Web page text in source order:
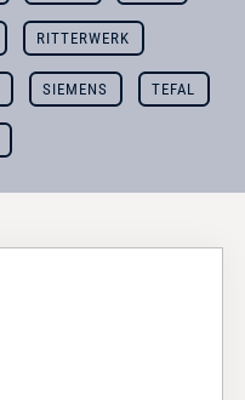
RITTERWERK
SIEMENS TEFAL